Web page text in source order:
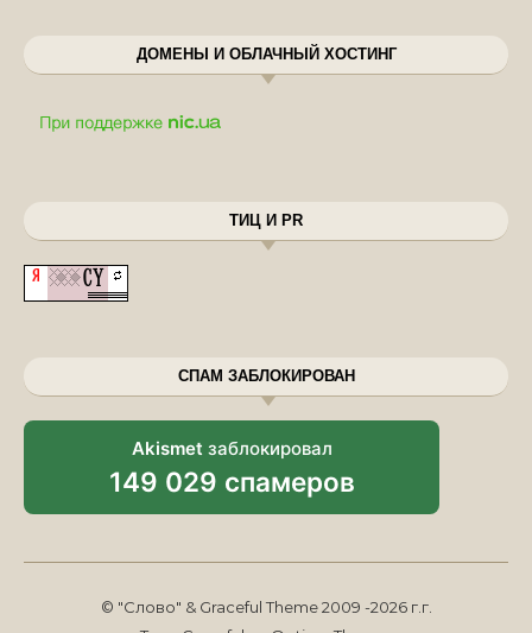
ДОМЕНЫ И ОБЛАЧНЫЙ ХОСТИНГ
ТИЦ И PR
СПАМ ЗАБЛОКИРОВАН
Akismet заблокировал
149 029 спамеров
© "Слово" & Graceful Theme 2009 -2026 г.г.